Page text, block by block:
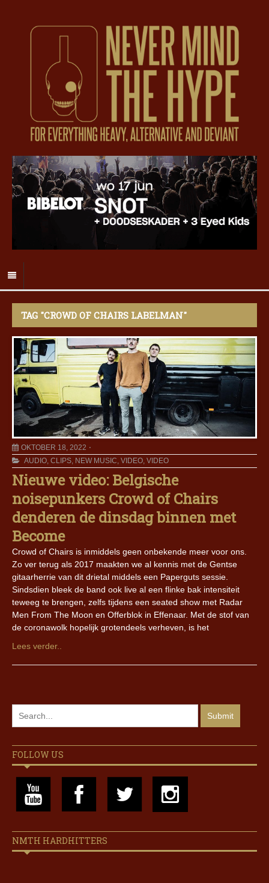
TAG "CROWD OF CHAIRS LABELMAN"
OKTOBER 18, 2022
AUDIO, CLIPS, NEW MUSIC, VIDEO, VIDEO
Nieuwe video: Belgische
noisepunkers Crowd of Chairs
denderen de dinsdag binnen met
Become
Crowd of Chairs is inmiddels geen onbekende meer voor ons.
Zo ver terug als 2017 maakten we al kennis met de Gentse
gitaarherrie van dit drietal middels een Paperguts sessie.
Sindsdien bleek de band ook live al een flinke bak intensiteit
teweeg te brengen, zelfs tijdens een seated show met Radar
Men From The Moon en Offerblok in Effenaar. Met de stof van
de coronawolk hopelijk grotendeels verheven, is het
Lees verder..
FOLLOW US
NMTH HARDHITTERS